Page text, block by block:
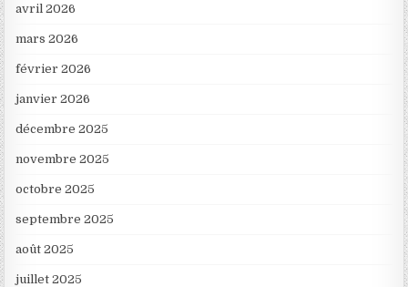
avril 2026
mars 2026
février 2026
janvier 2026
décembre 2025
novembre 2025
octobre 2025
septembre 2025
août 2025
juillet 2025